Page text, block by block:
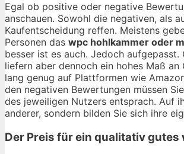
Egal ob positive oder negative
anschauen. Sowohl die negativen, als
Kaufentscheidung reffen. Meistens
Personen das wpc hohlkammer oder
besser ist es auch. Jedoch
liefern aber dennoch ein hohes Maß
lang genug auf Plattformen wie
den negativen Bewertungen müssen
des jeweiligen Nutzers entsprach. Auf
anderer, sondern bilden Sie sich ihre
Der Preis für ein qualitativ gutes